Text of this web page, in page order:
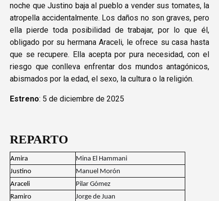
noche que Justino baja al pueblo a vender sus tomates, la
atropella accidentalmente. Los daños no son graves, pero
ella pierde toda posibilidad de trabajar, por lo que él,
obligado por su hermana Araceli, le ofrece su casa hasta
que se recupere. Ella acepta por pura necesidad, con el
riesgo que conlleva enfrentar dos mundos antagónicos,
abismados por la edad, el sexo, la cultura o la religión.
Estreno: 5 de diciembre de 2025
REPARTO
Amira
Mina El Hammani
Justino
Manuel Morón
Araceli
Pilar Gómez
Ramiro
Jorge de Juan